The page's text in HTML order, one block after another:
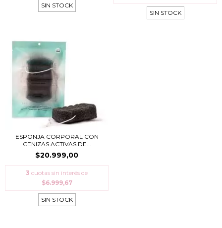
SIN STOCK
SIN STOCK
ESPONJA CORPORAL CON
CENIZAS ACTIVAS DE...
$20.999,00
3 cuotas sin interés de
$6.999,67
SIN STOCK